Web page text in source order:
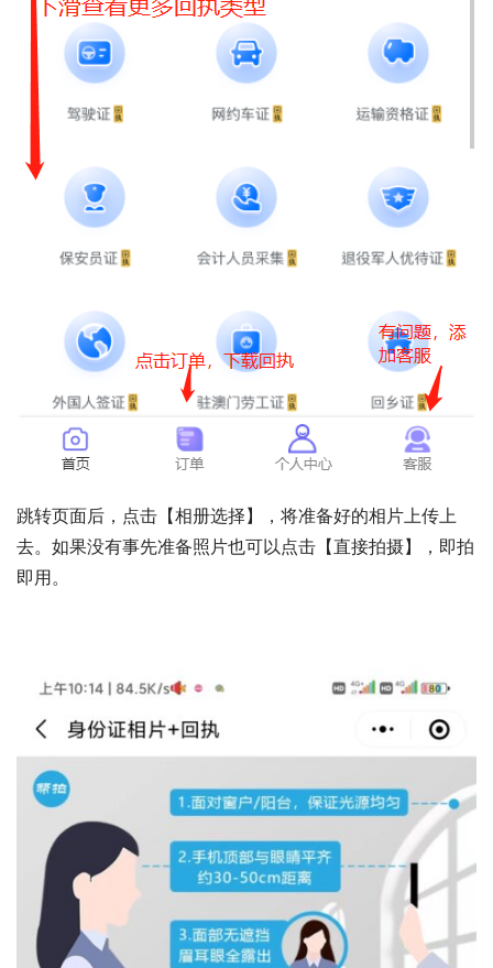
跳转页面后，点击【相册选择】，将准备好的相片上传上
去。如果没有事先准备照片也可以点击【直接拍摄】，即拍
即用。